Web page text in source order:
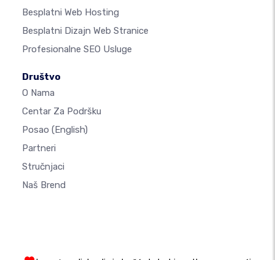
Besplatni Web Hosting
Besplatni Dizajn Web Stranice
Profesionalne SEO Usluge
Društvo
O Nama
Centar Za Podršku
Posao (English)
Partneri
Stručnjaci
Naš Brend